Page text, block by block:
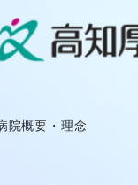
院概要・理念